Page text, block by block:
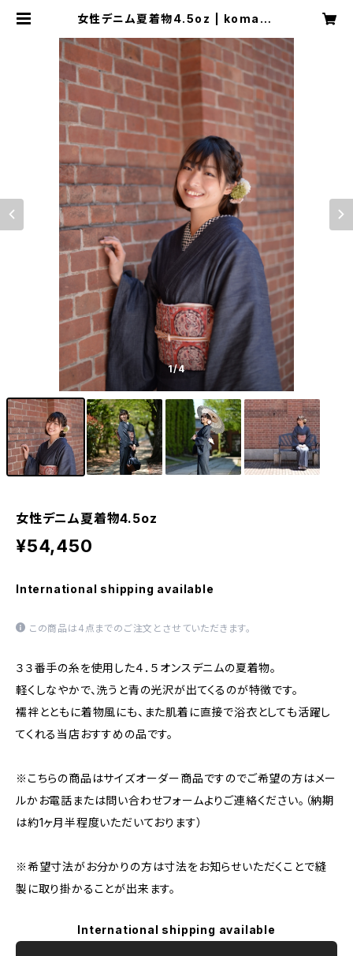
女性デニム夏着物4.5oz | komach
1/4
女性デニム夏着物4.5oz
¥54,450
International shipping available
この商品は4点までのご注文とさせていただきます。
３３番手の糸を使用した４．５オンスデニムの夏着物。
軽くしなやかで、洗うと青の光沢が出てくるのが特徴です。
襦袢とともに着物風にも、また肌着に直接で浴衣としても活躍し
てくれる当店おすすめの品です。
※こちらの商品はサイズオーダー商品ですのでご希望の方はメー
ルかお電話または問い合わせフォームよりご連絡ください。（納期
は約1ヶ月半程度いただいております）
※希望寸法がお分かりの方は寸法をお知らせいただくことで縫
製に取り掛かることが出来ます。
International shipping available